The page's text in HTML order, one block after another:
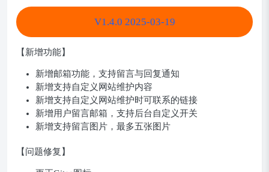
V1.4.0 2025-03-19
【新增功能】
新增邮箱功能，支持留言与回复通知
新增支持自定义网站维护内容
新增支持自定义网站维护时可联系的链接
新增用户留言邮箱，支持后台自定义开关
新增支持留言图片，最多五张图片
【问题修复】